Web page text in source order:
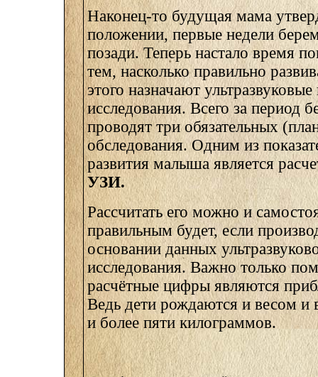
Наконец-то будущая мама
положении, первые недели
позади. Теперь настало время
тем, насколько правильно
этого назначают
исследования. Всего за период
проводят три обязательных
обследования. Одним из
развития малыша является
УЗИ.
Рассчитать его можно и
правильным будет, если
основании данных
исследования. Важно только
расчётные цифры являются
Ведь дети рождаются и весом и
и более пяти килограммов.